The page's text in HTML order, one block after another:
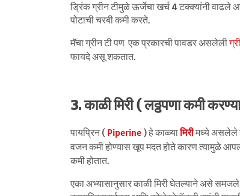
ड्रिंक ग्रीन टीमुळे ऊर्जेचा खर्च 4 टक्क्यांनी
पोटाची चरबी कमी करते.
मॅचा ग्रीन टी पण एक प्रकारची पावडर असलेली
फायदे असू शकतात.
3. काळी मिरी ( लठ्ठपणा कमी
पायप्रिन ( Piperine ) हे काळ्यामिरीमध्ये असलेले
वजन कमी होण्यास खूप मदत होते कारण त्यामुळे
कमी होतात.
एका अभ्यासानुसार काळी मिरी घेतल्याने असे